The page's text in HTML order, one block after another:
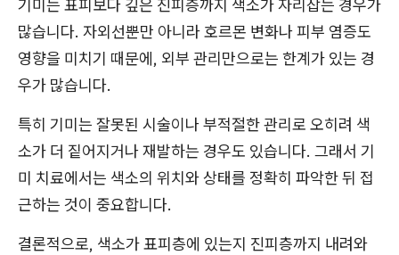
기미는 표피보다 깊은 진피층까지 색소가 자리잡는 경우가
많습니다. 자외선뿐만 아니라 호르몬 변화나 피부 염증도
영향을 미치기 때문에, 외부 관리만으로는 한계가 있는 경
우가 많습니다.
특히 기미는 잘못된 시술이나 부적절한 관리로 오히려 색
소가 더 짙어지거나 재발하는 경우도 있습니다. 그래서 기
미 치료에서는 색소의 위치와 상태를 정확히 파악한 뒤 접
근하는 것이 중요합니다.
결론적으로, 색소가 표피층에 있는지 진피층까지 내려와